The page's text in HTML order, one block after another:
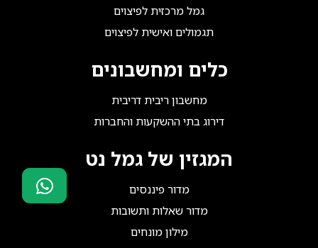
גמל מרכזית לפיצוים
תגמולים ואישית לפיצוים
כלים ומחשבונים
מחשבון ריבית דריבית
דירוג בתי ההשקעות והחברות
המגזין של גמל נט
מדור פיננסים
מדור שאלות ותשובות
מילון מונחים